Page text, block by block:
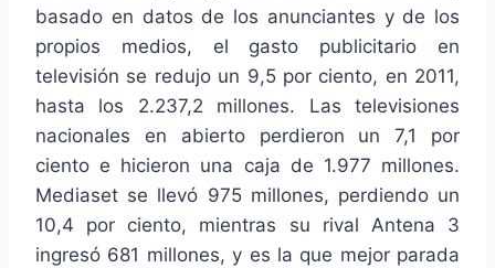
basado en datos de los anunciantes y de los
propios medios, el gasto publicitario en
televisión se redujo un 9,5 por ciento, en 2011,
hasta los 2.237,2 millones. Las televisiones
nacionales en abierto perdieron un 7,1 por
ciento e hicieron una caja de 1.977 millones.
Mediaset se llevó 975 millones, perdiendo un
10,4 por ciento, mientras su rival Antena 3
ingresó 681 millones, y es la que mejor parada